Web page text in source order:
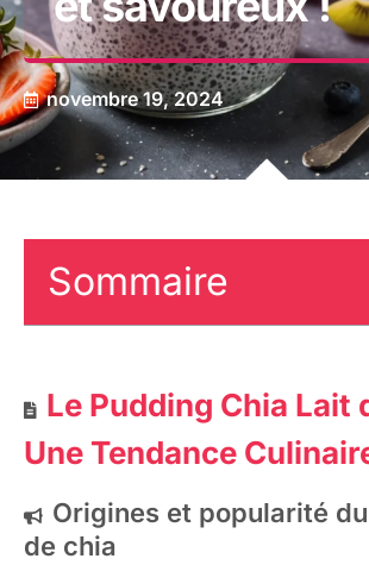
novembre 19, 2024
Sommaire
Le Pudding Chia Lait
Une Tendance
Origines et popularité
de chia